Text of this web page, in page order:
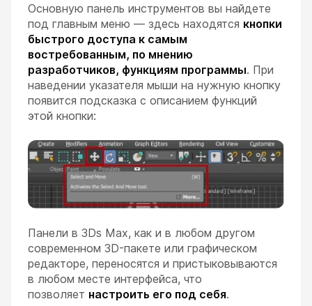
Основную панель инструментов вы найдете
под главным меню — здесь находятся кнопки
быстрого доступа к самым
востребованным, по мнению
разработчиков, функциям программы. При
наведении указателя мыши на нужную кнопку
появится подсказка с описанием функций
этой кнопки:
Панели в 3Ds Max, как и в любом другом
современном 3D-пакете или графическом
редакторе, переносятся и пристыковываются
в любом месте интерфейса, что
позволяет настроить его под себя.